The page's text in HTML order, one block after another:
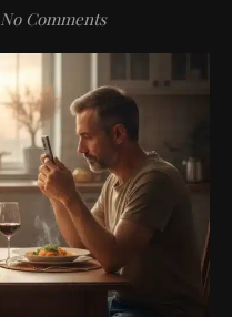
No Comments